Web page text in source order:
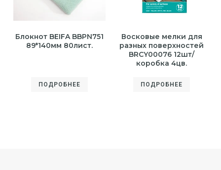
Блокнот BEIFA BBPN751
89*140мм 80лист.
ПОДРОБНЕЕ
Восковые мелки для
разных поверхностей
BRCY00076 12шт/
коробка 4цв.
ПОДРОБНЕЕ